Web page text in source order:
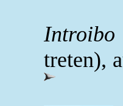
treten),